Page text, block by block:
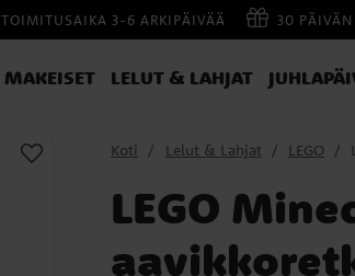
TOIMITUSAIKA 3-6 ARKIPÄIVÄÄ 30 PÄIVÄN
MAKEISET LELUT & LAHJAT
Koti Lelut & Lahjat LEGO
LEGO